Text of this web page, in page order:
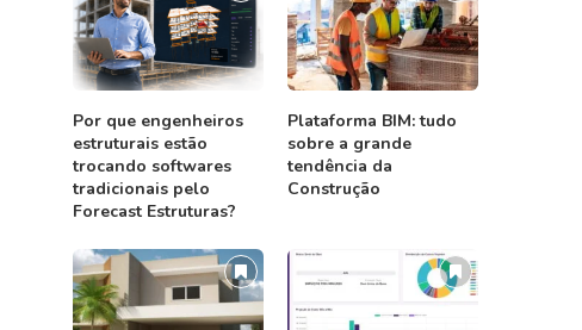
Por que engenheiros
estruturais estão
trocando softwares
tradicionais pelo
Forecast Estruturas?
Plataforma BIM: tudo
sobre a grande
tendência da
Construção